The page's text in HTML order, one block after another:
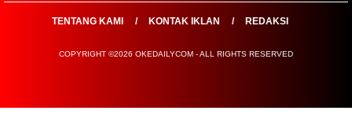
TENTANG KAMI KONTAK IKLAN REDAKSI
COPYRIGHT ©2026 OKEDAILYCOM - ALL RIGHTS RESERVED